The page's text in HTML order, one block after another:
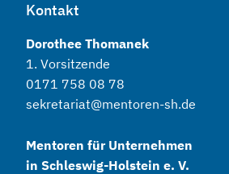
Kontakt
Dorothee Thomanek
1. Vorsitzende
0171 758 08 78
sekretariat@mentoren-sh.de
Mentoren für Unternehmen
in Schleswig-Holstein e. V.